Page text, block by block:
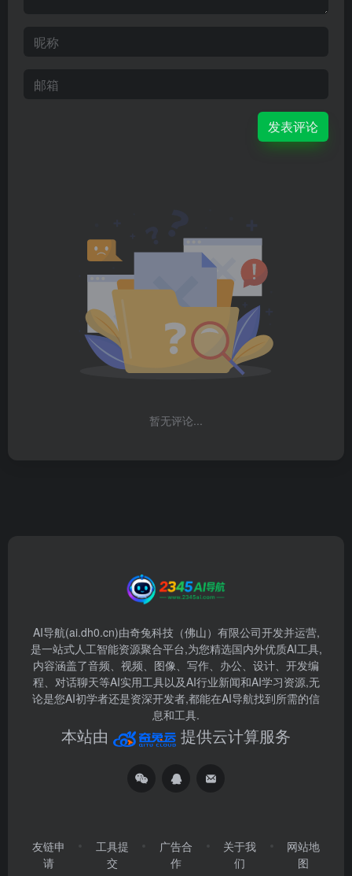
发表评论
暂无评论...
AI导航(ai.dh0.cn)由奇兔科技（佛山）有限公司开发并运营,
是一站式人工智能资源聚合平台,为您精选国内外优质AI工具,
内容涵盖了音频、视频、图像、写作、办公、设计、开发编
程、对话聊天等AI实用工具以及AI行业新闻和AI学习资源,无
论是您AI初学者还是资深开发者,都能在AI导航找到所需的信
息和工具.
本站由 提供云计算服务
友链申
请
工具提
交
广告合
作
关于我
们
网站地
图